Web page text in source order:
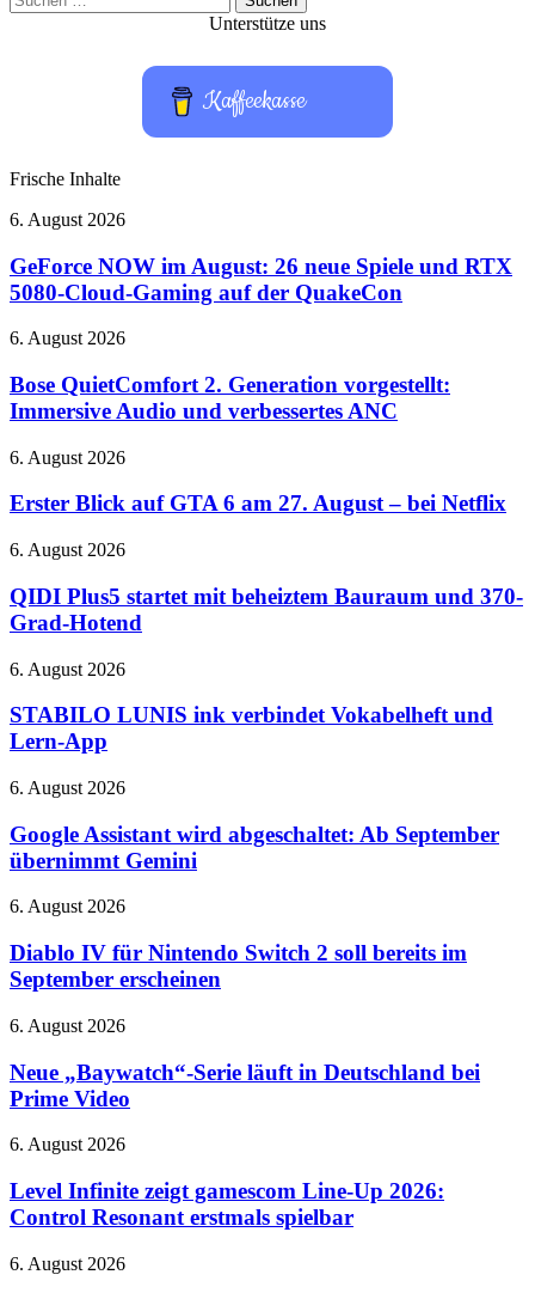
nach:
Unterstütze uns
Kaffeekasse
Frische Inhalte
GeForce
im
August:
26
Spiele
RTX
5080-
Gaming
der
QuakeCon
6. August 2026
GeForce NOW im August: 26 neue Spiele und RTX
5080-Cloud-Gaming auf der QuakeCon
Bose
2.
Generation
vorgestellt:
Audio
verbessertes
6. August 2026
Bose QuietComfort 2. Generation vorgestellt:
Immersive Audio und verbessertes ANC
Erster
auf
6
27.
August
–
Netflix
6. August 2026
Erster Blick auf GTA 6 am 27. August – bei Netflix
QIDI
startet
mit
beheiztem
und
Grad-
Hotend
6. August 2026
QIDI Plus5 startet mit beheiztem Bauraum und 370-
Grad-Hotend
STABILO
ink
verbindet
Vokabelheft
Lern-
6. August 2026
STABILO LUNIS ink verbindet Vokabelheft und
Lern-App
Google
wird
abgeschaltet:
Ab
übernimmt
6. August 2026
Google Assistant wird abgeschaltet: Ab September
übernimmt Gemini
Diablo
für
Nintendo
Switch
soll
im
September
6. August 2026
Diablo IV für Nintendo Switch 2 soll bereits im
September erscheinen
Neue
Serie
läuft
in
bei
Video
6. August 2026
Neue „Baywatch“-Serie läuft in Deutschland bei
Prime Video
Level
zeigt
gamescom
Line-
2026:
6. August 2026
Level Infinite zeigt gamescom Line-Up 2026:
Control Resonant erstmals spielbar
Neues
6. August 2026